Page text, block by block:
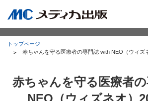
トップページ
赤ちゃんを守る医療者の専門誌 with NEO（ウィズ
赤ちゃんを守る医療者
NEO（ウィズネオ）